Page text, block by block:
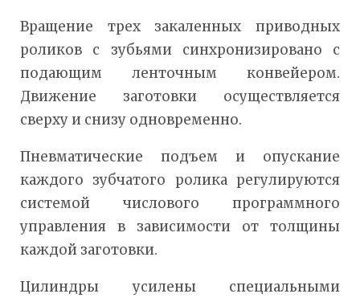
Вращение трех закаленных приводных
роликов с зубьями синхронизировано с
подающим ленточным конвейером.
Движение заготовки осуществляется
сверху и снизу одновременно.
Пневматические подъем и опускание
каждого зубчатого ролика регулируются
системой числового программного
управления в зависимости от толщины
каждой заготовки.
Цилиндры усилены специальными